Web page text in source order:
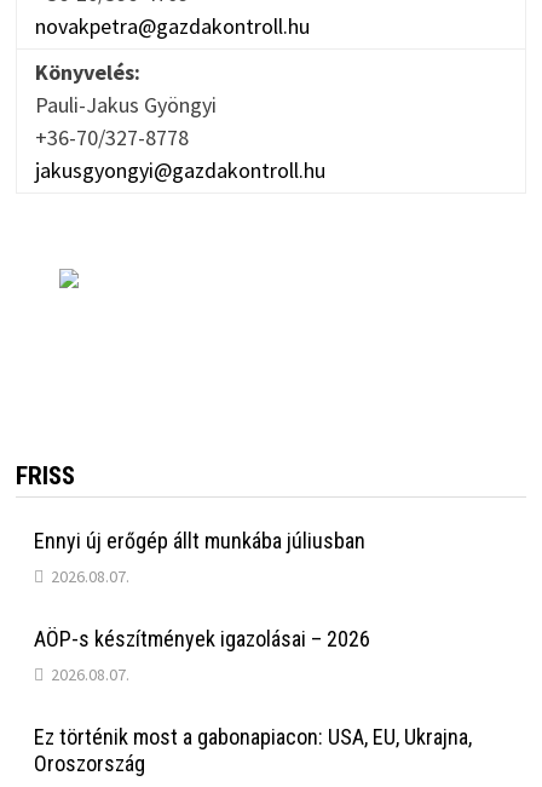
novakpetra@gazdakontroll.hu
Könyvelés:
Pauli-Jakus Gyöngyi
+36-70/327-8778
jakusgyongyi@gazdakontroll.hu
FRISS
Ennyi új erőgép állt munkába júliusban
2026.08.07.
AÖP-s készítmények igazolásai – 2026
2026.08.07.
Ez történik most a gabonapiacon: USA, EU, Ukrajna,
Oroszország